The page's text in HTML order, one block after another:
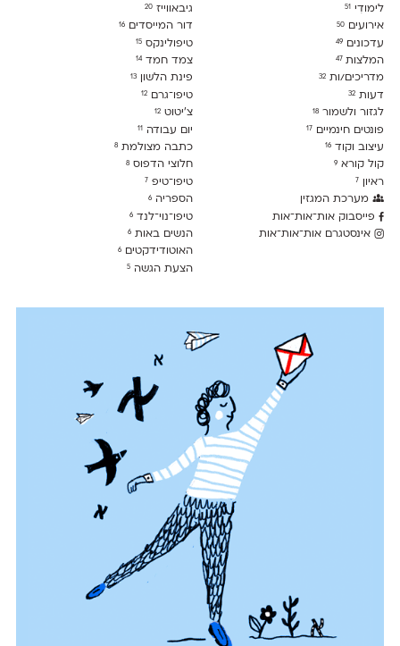
לימודִי 51
אירועים 50
עדכונים 49
המלצות47
מדריכים/ות 32
דעות 32
לגזור ולשמור 18
פונטים חינמיים 17
עיצוב וקוד 16
קול קורא 9
ראיון 7
מערכת המגזין
פייסבוק אות־אות־אות
אינסטגרם אות־אות־אות
גיבאווייז20
דור המייסדים16
טיפולינקס15
צמד חמד14
פינת הלשון13
טיפו־גרם12
צ׳יטוט12
יום עבודה11
כתבה מצולמת8
חלוצי הדפוס8
טיפו־טיפ7
הספריה6
טיפו־נוי־לנד6
הנשים באות6
האוטודידקטים6
הצעת הגשה5